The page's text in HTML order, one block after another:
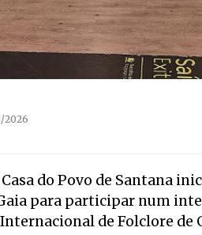
2026
do Povo de Santana
para participar num
de Folclore de